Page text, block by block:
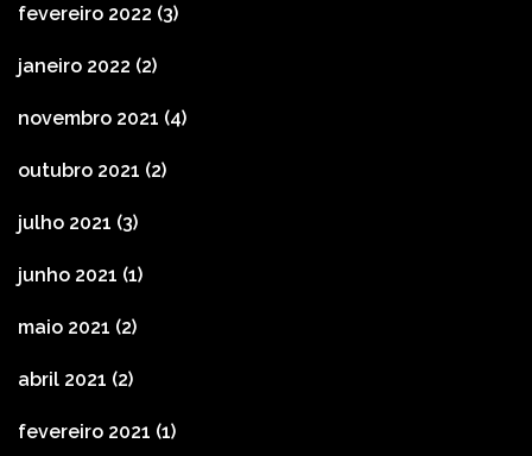
fevereiro 2022 (3)
janeiro 2022 (2)
novembro 2021 (4)
outubro 2021 (2)
julho 2021 (3)
junho 2021 (1)
maio 2021 (2)
abril 2021 (2)
fevereiro 2021 (1)